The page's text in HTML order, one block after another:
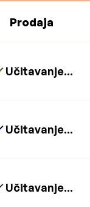
Prodaja
Učitavanje...
Učitavanje...
Učitavanje...